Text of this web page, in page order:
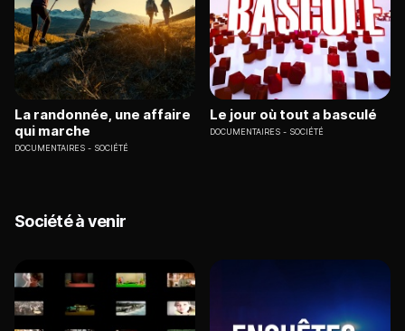
La randonnée, une affaire
qui marche
DOCUMENTAIRES SOCIÉTÉ
Le jour où tout a basculé
DOCUMENTAIRES SOCIÉTÉ
Société à venir